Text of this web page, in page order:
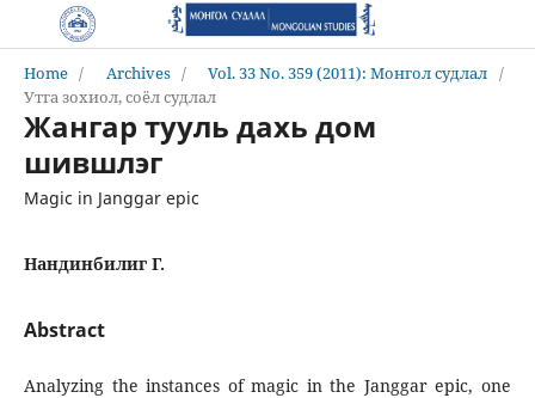
Home / Archives / Vol. 33 No. 359 (2011): Монгол судлал /
Утга зохиол, соёл судлал
Жангар тууль дахь дом
шившлэг
Magic in Janggar epic
Нандинбилиг Г.
Abstract
Analyzing the instances of magic in the Janggar epic, one